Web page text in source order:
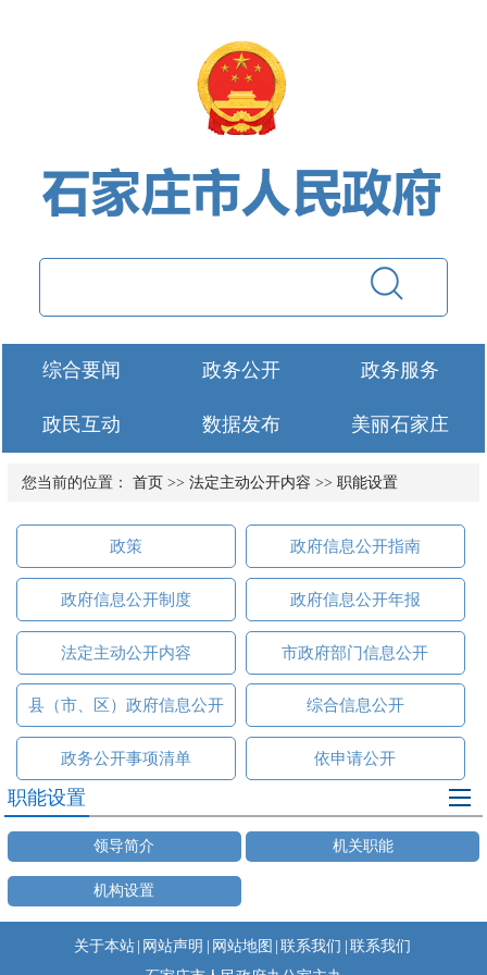
综合要闻 政务公开 政务服务
政民互动 数据发布 美丽石家庄
您当前的位置： 首页 >> 法定主动公开内容 >> 职能设置
政策 政府信息公开指南
政府信息公开制度 政府信息公开年报
法定主动公开内容 市政府部门信息公开
县（市、区）政府信息公开 综合信息公开
政务公开事项清单 依申请公开
职能设置
领导简介 机关职能
机构设置
关于本站 | 网站声明 | 网站地图 | 联系我们 | 联系我们